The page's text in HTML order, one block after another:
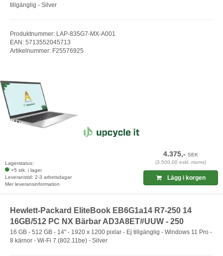
tillgänglig - Silver
Produktnummer: LAP-835G7-MX-A001
EAN: 5713552045713
Artikelnummer: F25576925
Lagerstatus:
+5 stk. i lager
Leveranstid: 2-3 arbetsdagar
Mer leveransinformation
4.375,-SEK
(3.500,00 exkl. moms)
Lägg i korgen
Hewlett-Packard EliteBook EB6G1a14 R7-250 14
16GB/512 PC NX Bärbar AD3A8ET#UUW - 250
16 GB - 512 GB - 14" - 1920 x 1200 pixlar - Ej tillgänglig - Windows 11 Pro -
8 kärnor - Wi-Fi 7 (802.11be) - Silver